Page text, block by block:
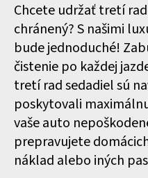
Chcete udržať tretí
chránený? S našimi
bude jednoduché!
čistenie po každej
tretí rad sedadiel sú
poskytovali
vaše auto
prepravujete
náklad alebo iných